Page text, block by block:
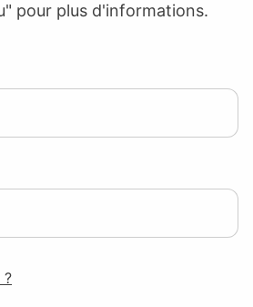
pour plus d'informations.
?